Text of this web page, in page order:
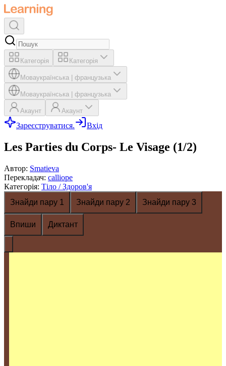
Категорія Категорія
Моваукраїнська французька
Моваукраїнська французька
Акаунт Акаунт
Зареєструватися. Вхід
Les Parties du Corps- Le Visage (1/2)
Автор: Smatieva
Перекладач: calliope
Категорія: Тіло / Здоров'я
Знайди пару 1
Знайди пару 2 Знайди пару 3
Впиши Диктант